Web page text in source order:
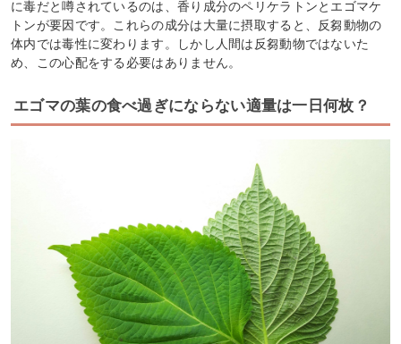
に毒だと噂されているのは、香り成分のペリケラトンとエゴマケ
トンが要因です。これらの成分は大量に摂取すると、反芻動物の
体内では毒性に変わります。しかし人間は反芻動物ではないた
め、この心配をする必要はありません。
エゴマの葉の食べ過ぎにならない適量は一日何枚？